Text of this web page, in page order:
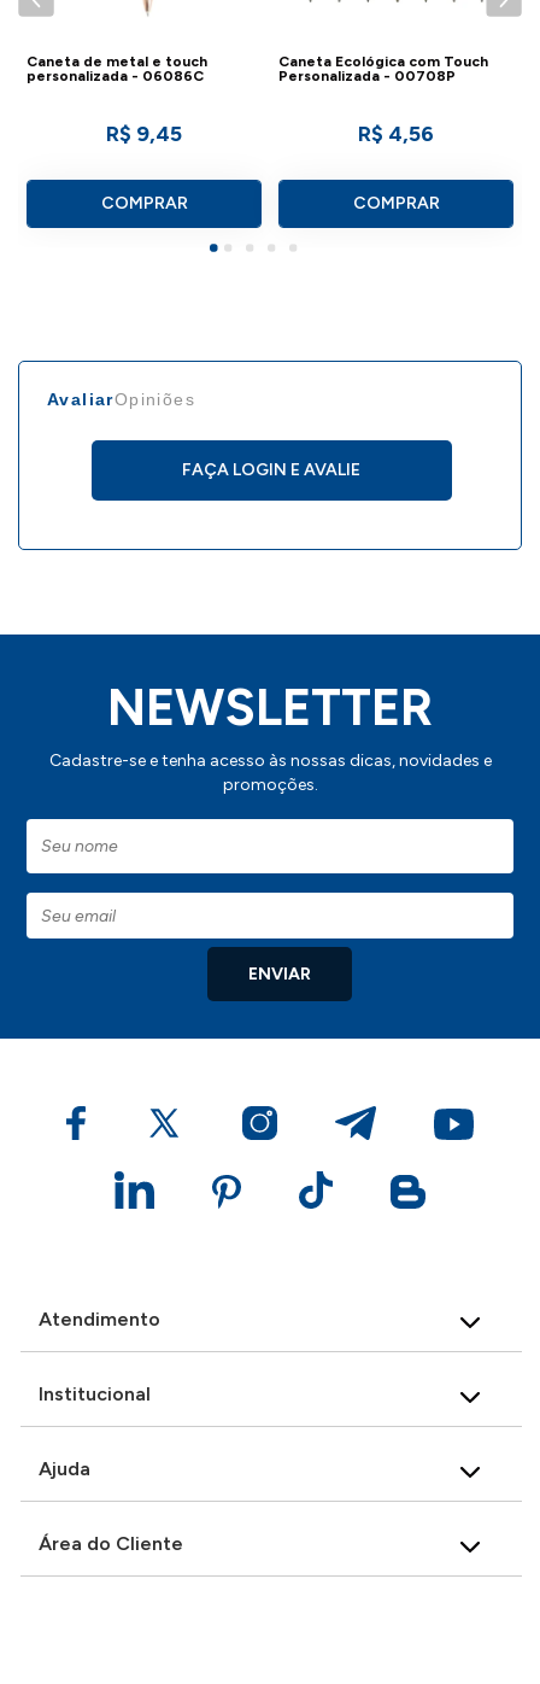
- Dimensões: 1,4x14,9cm;
- Peso: 11g;
Medidas, peso e cores podem variar
fabricantes do mesmo modelo.
detalhes de como aplicar sua marca neste
Caneta de metal e touch
personalizada - 06086C
R$ 9,45
COMPRAR
Caneta Ecológica com Touch
Personalizada - 00708P
R$ 4,56
COMPRAR
AvaliarOpiniões
FAÇA LOGIN E AVALIE
NEWSLETTER
Cadastre-se e tenha acesso às nossas dicas, novidades e
promoções.
ENVIAR
Atendimento
Institucional
Ajuda
Área do Cliente